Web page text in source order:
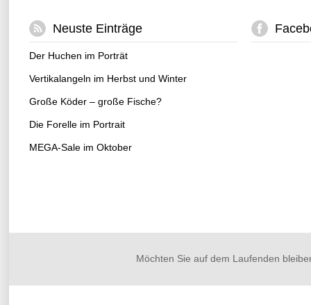
Neuste Einträge
Der Huchen im Porträt
Vertikalangeln im Herbst und Winter
Große Köder – große Fische?
Die Forelle im Portrait
MEGA-Sale im Oktober
Möchten Sie auf dem Laufenden